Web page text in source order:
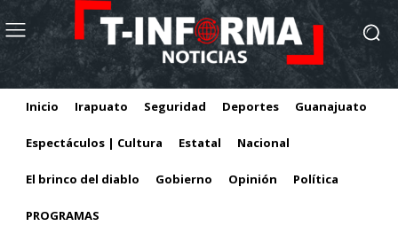
Inicio Irapuato Seguridad Deportes Guanajuato
Espectáculos | Cultura Estatal Nacional
El brinco del diablo Gobierno Opinión Política
PROGRAMAS